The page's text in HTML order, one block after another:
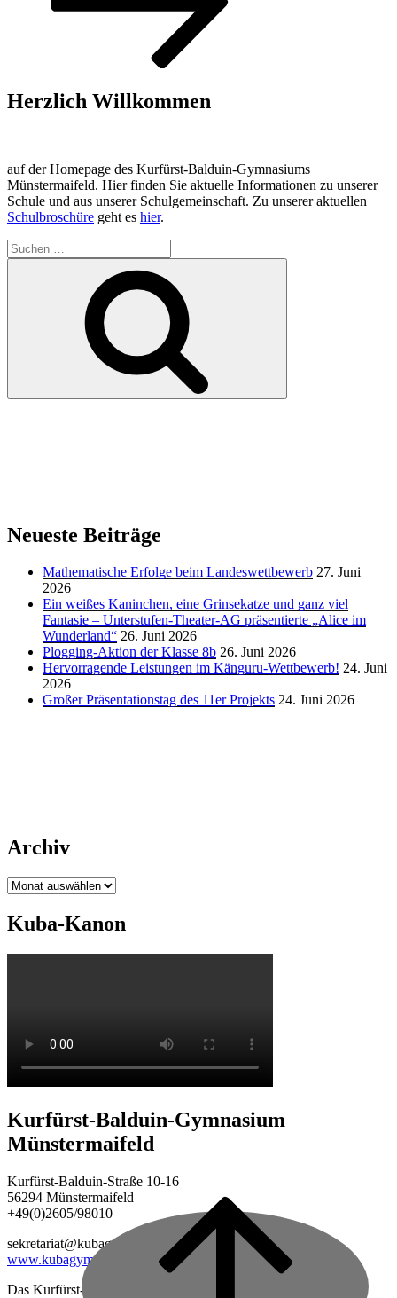
Herzlich Willkommen
auf der Homepage des Kurfürst-Balduin-Gymnasiums
Münstermaifeld. Hier finden Sie aktuelle Informationen zu unserer
Schule und aus unserer Schulgemeinschaft. Zu unserer aktuellen
Schulbroschüre geht es hier.
Suchen
nach:
Neueste Beiträge
Mathematische Erfolge beim Landeswettbewerb 27. Juni
2026
Ein weißes Kaninchen, eine Grinsekatze und ganz viel
Fantasie – Unterstufen-Theater-AG präsentierte „Alice im
Wunderland“ 26. Juni 2026
Plogging-Aktion der Klasse 8b 26. Juni 2026
Hervorragende Leistungen im Känguru-Wettbewerb! 24. Juni
2026
Großer Präsentationstag des 11er Projekts 24. Juni 2026
Archiv
Archiv
Kuba-Kanon
top
Kurfürst-Balduin-Gymnasium
Münstermaifeld
Kurfürst-Balduin-Straße 10-16
56294 Münstermaifeld
+49(0)2605/98010
sekretariat@kubagym.de
www.kubagym.org
Das Kurfürst-Balduin-Gymnasium ist eine vierzügige Schule im